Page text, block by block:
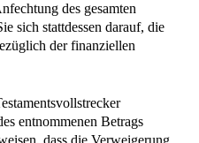
des gesamten
sich stattdessen darauf, die
der finanziellen
entnommenen Betrags
dass die Verweigerung